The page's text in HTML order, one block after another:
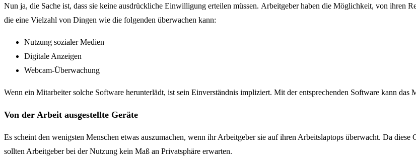
Nun ja, die Sache ist, dass sie keine ausdrückliche Einwilligung erteilen müssen. Arbeitgeber haben die Möglichkeit, von ihren
die eine Vielzahl von Dingen wie die folgenden überwachen kann:
Nutzung sozialer Medien
Digitale Anzeigen
Webcam-Überwachung
Wenn ein Mitarbeiter solche Software herunterlädt, ist sein Einverständnis impliziert. Mit der entsprechenden Software kann das
Von der Arbeit ausgestellte Geräte
Es scheint den wenigsten Menschen etwas auszumachen, wenn ihr Arbeitgeber sie auf ihren Arbeitslaptops überwacht. Da
sollten Arbeitgeber bei der Nutzung kein Maß an Privatsphäre erwarten.